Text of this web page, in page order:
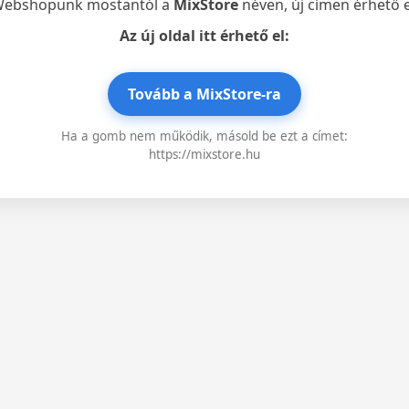
mostantól a MixStorenéven, új címen érhető
Az új oldal itt érhető el:
Tovább a MixStore-ra
Ha a gomb nem működik, másold be ezt a címet:
https://mixstore.hu